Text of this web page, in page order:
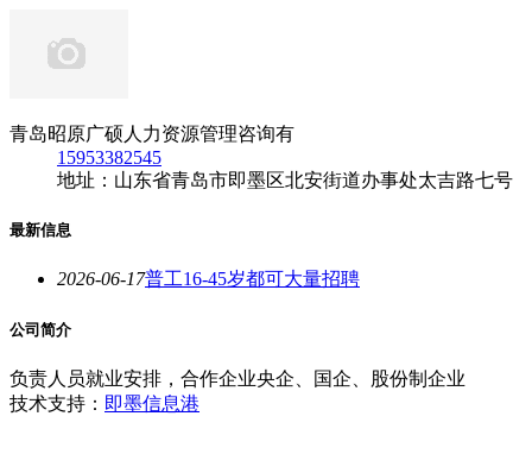
青岛昭原广硕人力资源管理咨询有
15953382545
地址：山东省青岛市即墨区北安街道办事处太吉路七号
最新信息
2026-06-17普工16-45岁都可大量招聘
公司简介
负责人员就业安排，合作企业央企、国企、股份制企业
技术支持： 即墨信息港